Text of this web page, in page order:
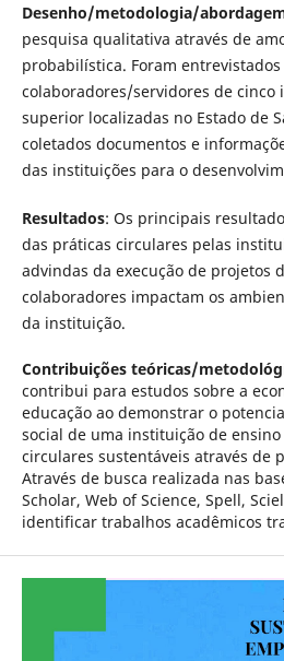
Desenho/metodologia/
pesquisa qualitativa através de
probabilística. Foram entrevistados
colaboradores/servidores de cinco
superior localizadas no Estado de
coletados documentos e
das instituições para o
Resultados: Os principais
das práticas circulares pelas
advindas da execução de projetos
colaboradores impactam os
da instituição.
Contribuições teóricas/
contribui para estudos sobre a
educação ao demonstrar o
social de uma instituição de
circulares sustentáveis através de
Através de busca realizada nas
Scholar, Web of Science, Spell,
identificar trabalhos acadêmicos